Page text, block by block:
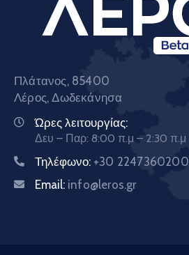
Πλάτανος, 85400
Λέρος, Δωδεκάνησα
Ώρες λειτουργίας:
Δευ – Παρ: 8:00 π.μ – 2:30 π.μ
Τηλέφωνο: +30 2247360200
Email: info@leros.gr